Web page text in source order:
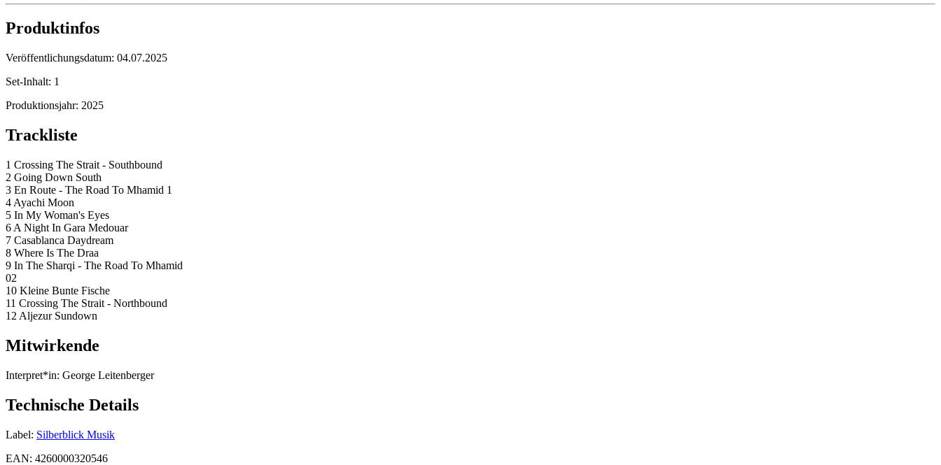
Produktinfos
Veröffentlichungsdatum: 04.07.2025
Set-Inhalt: 1
Produktionsjahr: 2025
Trackliste
1 Crossing The Strait - Southbound
2 Going Down South
3 En Route - The Road To Mhamid 1
4 Ayachi Moon
5 In My Woman's Eyes
6 A Night In Gara Medouar
7 Casablanca Daydream
8 Where Is The Draa
9 In The Sharqi - The Road To Mhamid
02
10 Kleine Bunte Fische
11 Crossing The Strait - Northbound
12 Aljezur Sundown
Mitwirkende
Interpret*in: George Leitenberger
Technische Details
Label: Silberblick Musik
EAN: 4260000320546